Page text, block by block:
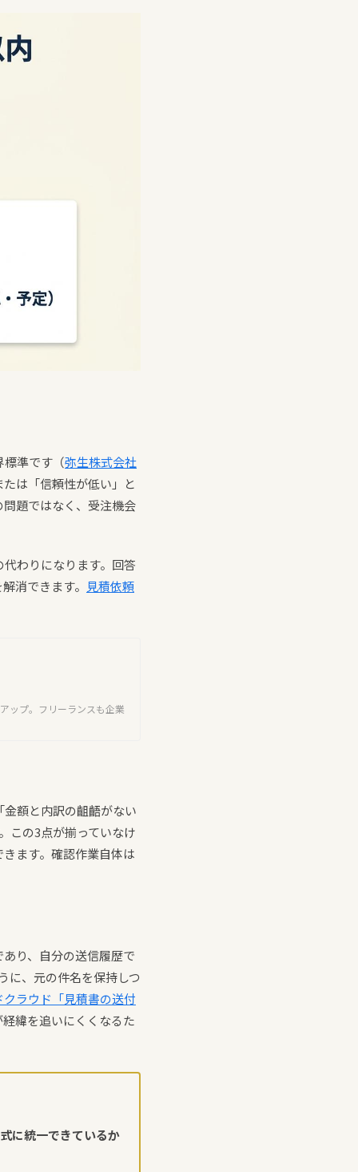
標準です（弥生株式会社
は「信頼性が低い」と
題ではなく、受注機会
わりになります。回答
消できます。 見積依頼
ップ。フリーランスも企業
額と内訳の齟齬がない
この3点が揃っていなけ
ます。確認作業自体は
り、自分の送信履歴で
に、元の件名を保持しつ
ラウド「見積書の送付
緯を追いにくくなるた
に統一できているか